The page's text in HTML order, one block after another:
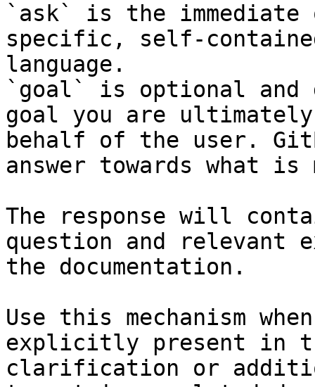
`ask` is the
specific, self-
language.
`goal` is optional and
goal you are
behalf of the user.
answer towards what
The response will
question and relevant
the documentation.
Use this mechanism
explicitly present in
clarification or